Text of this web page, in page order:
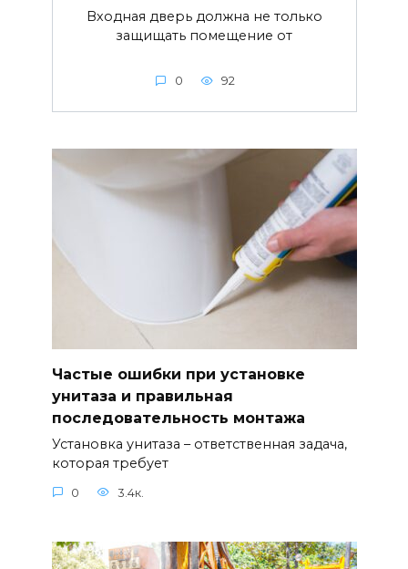
Входная дверь должна не только
защищать помещение от
0 92
Частые ошибки при установке
унитаза и правильная
последовательность монтажа
Установка унитаза – ответственная задача,
которая требует
0 3.4к.